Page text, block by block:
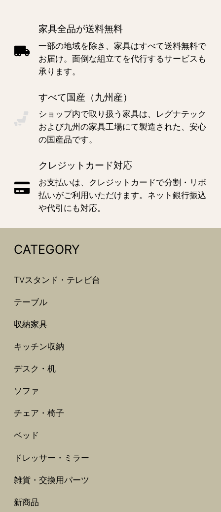
家具全品が送料無料
一部の地域を除き、家具はすべて送料無料で
お届け。面倒な組立てを代行するサービスも
承ります。
すべて国産（九州産）
ショップ内で取り扱う家具は、レグナテック
および九州の家具工場にて製造された、安心
の国産品です。
クレジットカード対応
お支払いは、クレジットカードで分割・リボ
払いがご利用いただけます。ネット銀行振込
や代引にも対応。
CATEGORY
TVスタンド・テレビ台
テーブル
収納家具
キッチン収納
デスク・机
ソファ
チェア・椅子
ベッド
ドレッサー・ミラー
雑貨・交換用パーツ
新商品